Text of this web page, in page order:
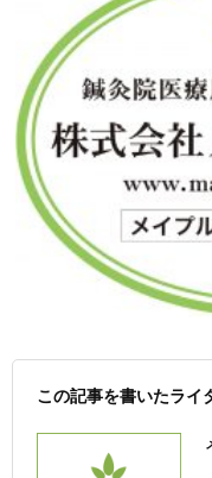
この記事を書いたライ